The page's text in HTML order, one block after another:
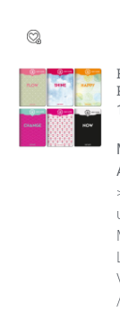
IN DEN
WARENKORB
/
DETAILS